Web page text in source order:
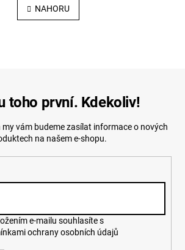
l
á
k
v
ý
u
n
k
NAHORU
toho první. Kdekoliv!
my vám budeme zasílat informace o nových
na našem e-shopu.
ochrany osobních údajů